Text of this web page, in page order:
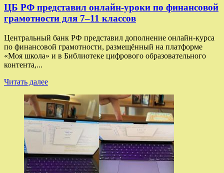
ML
Conf
2025
ЦБ РФ представил онлайн-уроки по финансовой
грамотности для 7–11 классов
Центральный банк РФ представил дополнение онлайн-курса
по финансовой грамотности, размещённый на платформе
«Моя школа» и в Библиотеке цифрового образовательного
контента,...
Читать далееПрочитать
о
ЦБ
РФ
представил
онлайн-
уроки
по
финансовой
грамотности